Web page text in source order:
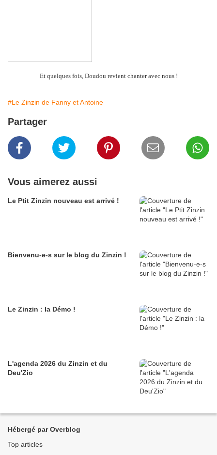
Et quelques fois, Doudou revient chanter avec nous !
#Le Zinzin de Fanny et Antoine
Partager
Vous aimerez aussi
Le Ptit Zinzin nouveau est arrivé !
Bienvenu-e-s sur le blog du Zinzin !
Le Zinzin : la Démo !
L'agenda 2026 du Zinzin et du
Deu'Zio
Hébergé par Overblog
Top articles